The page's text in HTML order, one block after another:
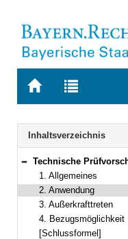
Zur
BAYERN.RECHT
Zur
letzten
Suche
Navigation
Inhaltsverzeichnis
Bereich reduzieren
Technische Prüfvorschriften zur Bestimmung
1. Allgemeines
2. Anwendung
3. Außerkrafttreten
4. Bezugsmöglichkeit
[Schlussformel]